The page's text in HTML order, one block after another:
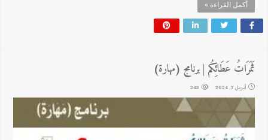
أكمل القراءة »
ثَمَرَاتُ عَطَائِكُم | برنامج (مهارة)
أبريل 7, 2024 243